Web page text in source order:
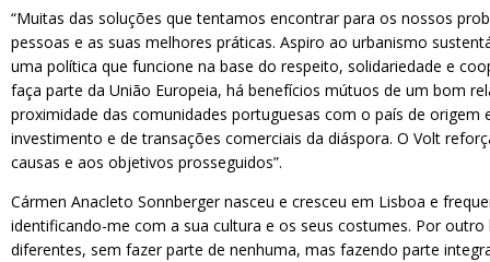
“Muitas das soluções que tentamos encontrar para os nossos
pessoas e as suas melhores práticas. Aspiro ao urbanismo
uma política que funcione na base do respeito, solidariedade e
faça parte da União Europeia, há benefícios mútuos de um bom
proximidade das comunidades portuguesas com o país de
investimento e de transações comerciais da diáspora. O Volt
causas e aos objetivos prosseguidos”.
Cármen Anacleto Sonnberger nasceu e cresceu em Lisboa e
identificando-me com a sua cultura e os seus costumes. Por
diferentes, sem fazer parte de nenhuma, mas fazendo parte